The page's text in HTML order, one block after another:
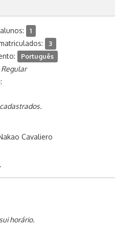
1
3
Português
Regular
Cavaliero
horário.